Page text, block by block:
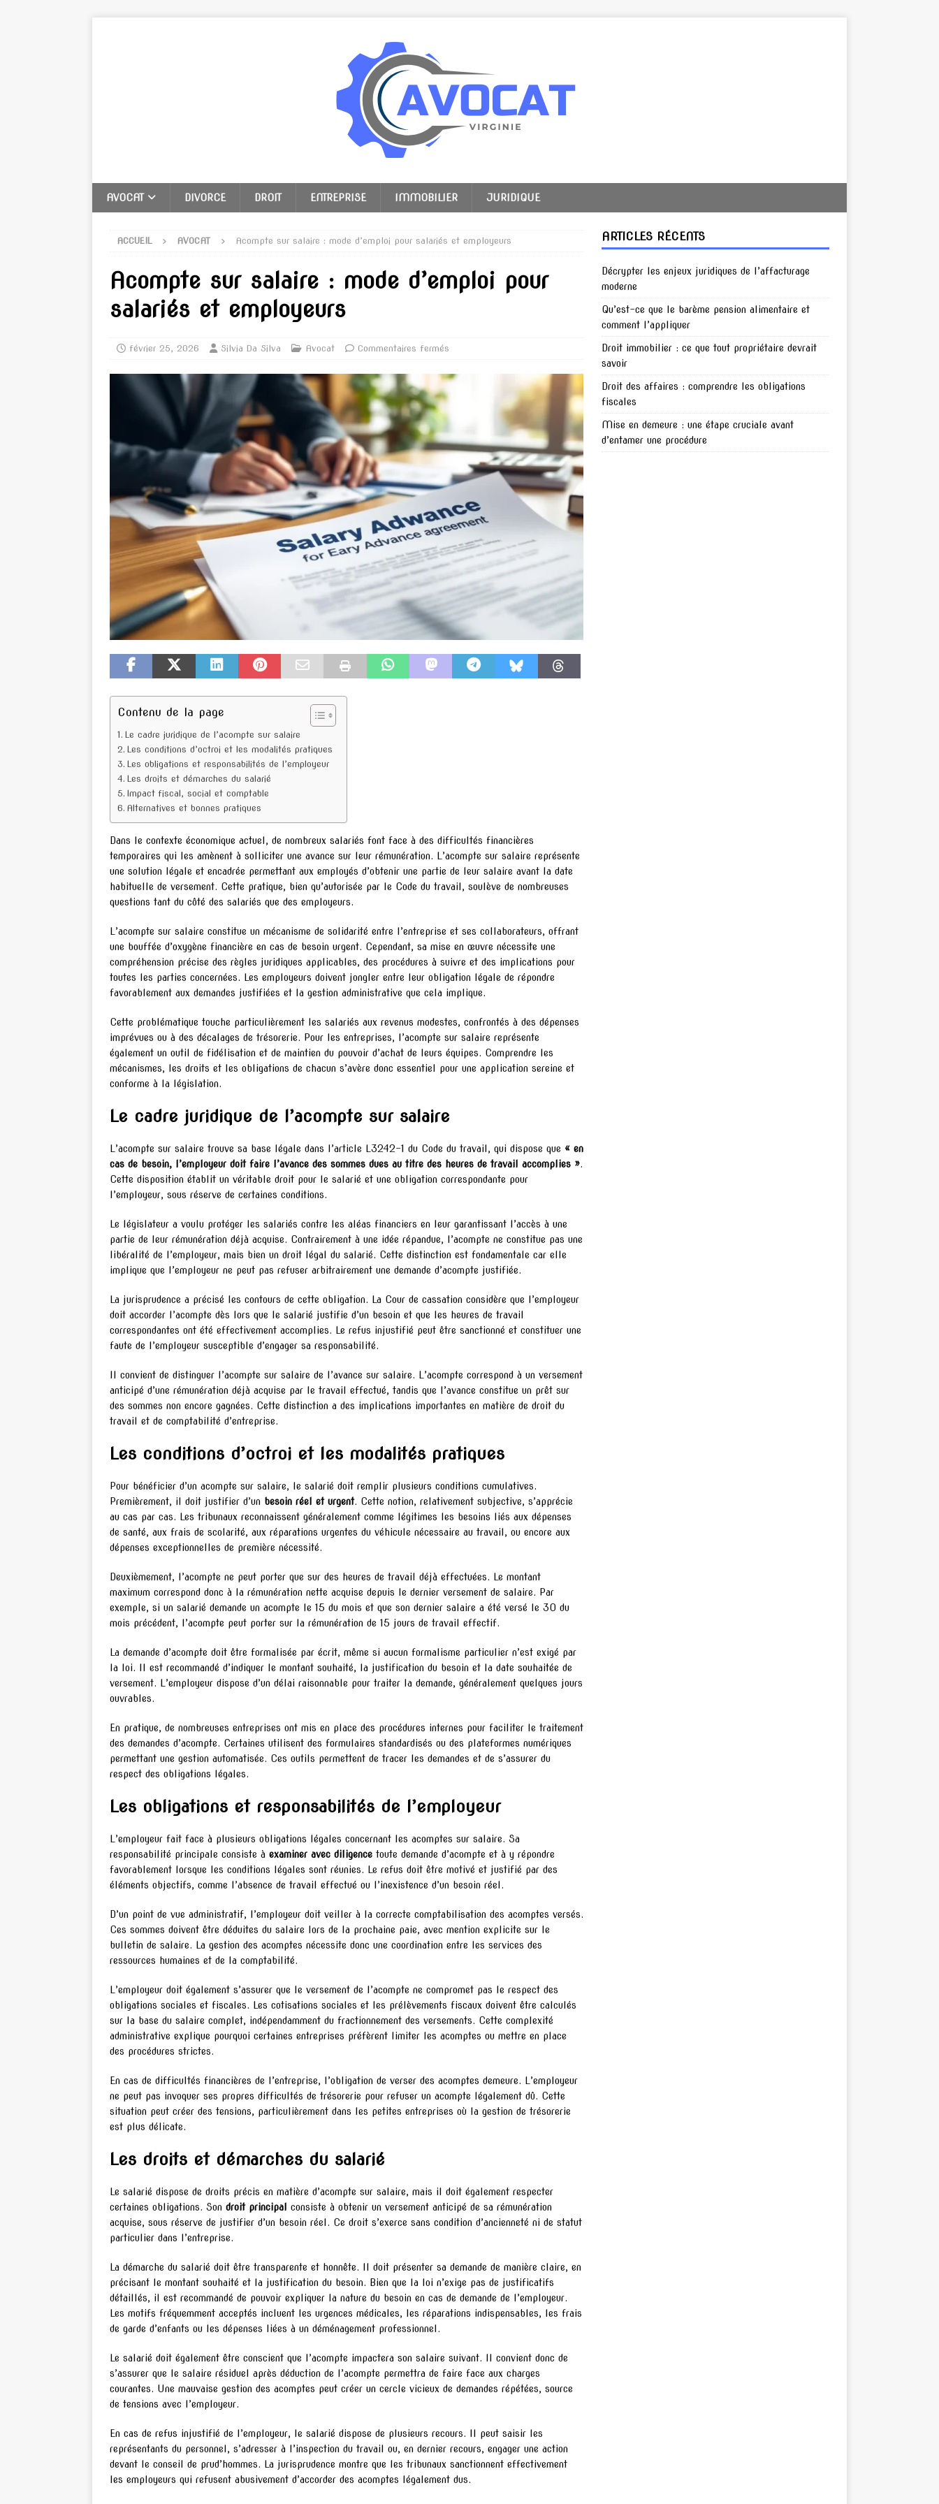
AVOCAT DIVORCE DROIT ENTREPRISE IMMOBILIER JURIDIQUE
ACCUEIL AVOCAT Acompte sur salaire : mode d’emploi pour salariés et employeurs
Acompte sur salaire : mode d’emploi pour
salariés et employeurs
février 25, 2026 Silvia Da Silva Avocat Commentaires fermés
Contenu de la page
Le cadre juridique de l’acompte sur salaire
Les conditions d’octroi et les modalités pratiques
Les obligations et responsabilités de l’employeur
Les droits et démarches du salarié
Impact fiscal, social et comptable
Alternatives et bonnes pratiques
Dans le contexte économique actuel, de nombreux salariés font face à des difficultés financières
temporaires qui les amènent à solliciter une avance sur leur rémunération. L’acompte sur salaire représente
une solution légale et encadrée permettant aux employés d’obtenir une partie de leur salaire avant la date
habituelle de versement. Cette pratique, bien qu’autorisée par le Code du travail, soulève de nombreuses
questions tant du côté des salariés que des employeurs.
L’acompte sur salaire constitue un mécanisme de solidarité entre l’entreprise et ses collaborateurs, offrant
une bouffée d’oxygène financière en cas de besoin urgent. Cependant, sa mise en œuvre nécessite une
compréhension précise des règles juridiques applicables, des procédures à suivre et des implications pour
toutes les parties concernées. Les employeurs doivent jongler entre leur obligation légale de répondre
favorablement aux demandes justifiées et la gestion administrative que cela implique.
Cette problématique touche particulièrement les salariés aux revenus modestes, confrontés à des dépenses
imprévues ou à des décalages de trésorerie. Pour les entreprises, l’acompte sur salaire représente
également un outil de fidélisation et de maintien du pouvoir d’achat de leurs équipes. Comprendre les
mécanismes, les droits et les obligations de chacun s’avère donc essentiel pour une application sereine et
conforme à la législation.
Le cadre juridique de l’acompte sur salaire
L’acompte sur salaire trouve sa base légale dans l’article L3242-1 du Code du travail, qui dispose que « en
cas de besoin, l’employeur doit faire l’avance des sommes dues au titre des heures de travail accomplies ».
Cette disposition établit un véritable droit pour le salarié et une obligation correspondante pour
l’employeur, sous réserve de certaines conditions.
Le législateur a voulu protéger les salariés contre les aléas financiers en leur garantissant l’accès à une
partie de leur rémunération déjà acquise. Contrairement à une idée répandue, l’acompte ne constitue pas une
libéralité de l’employeur, mais bien un droit légal du salarié. Cette distinction est fondamentale car elle
implique que l’employeur ne peut pas refuser arbitrairement une demande d’acompte justifiée.
La jurisprudence a précisé les contours de cette obligation. La Cour de cassation considère que l’employeur
doit accorder l’acompte dès lors que le salarié justifie d’un besoin et que les heures de travail
correspondantes ont été effectivement accomplies. Le refus injustifié peut être sanctionné et constituer une
faute de l’employeur susceptible d’engager sa responsabilité.
Il convient de distinguer l’acompte sur salaire de l’avance sur salaire. L’acompte correspond à un versement
anticipé d’une rémunération déjà acquise par le travail effectué, tandis que l’avance constitue un prêt sur
des sommes non encore gagnées. Cette distinction a des implications importantes en matière de droit du
travail et de comptabilité d’entreprise.
Les conditions d’octroi et les modalités pratiques
Pour bénéficier d’un acompte sur salaire, le salarié doit remplir plusieurs conditions cumulatives.
Premièrement, il doit justifier d’un besoin réel et urgent. Cette notion, relativement subjective, s’apprécie
au cas par cas. Les tribunaux reconnaissent généralement comme légitimes les besoins liés aux dépenses
de santé, aux frais de scolarité, aux réparations urgentes du véhicule nécessaire au travail, ou encore aux
dépenses exceptionnelles de première nécessité.
Deuxièmement, l’acompte ne peut porter que sur des heures de travail déjà effectuées. Le montant
maximum correspond donc à la rémunération nette acquise depuis le dernier versement de salaire. Par
exemple, si un salarié demande un acompte le 15 du mois et que son dernier salaire a été versé le 30 du
mois précédent, l’acompte peut porter sur la rémunération de 15 jours de travail effectif.
La demande d’acompte doit être formalisée par écrit, même si aucun formalisme particulier n’est exigé par
la loi. Il est recommandé d’indiquer le montant souhaité, la justification du besoin et la date souhaitée de
versement. L’employeur dispose d’un délai raisonnable pour traiter la demande, généralement quelques jours
ouvrables.
En pratique, de nombreuses entreprises ont mis en place des procédures internes pour faciliter le traitement
des demandes d’acompte. Certaines utilisent des formulaires standardisés ou des plateformes numériques
permettant une gestion automatisée. Ces outils permettent de tracer les demandes et de s’assurer du
respect des obligations légales.
Les obligations et responsabilités de l’employeur
L’employeur fait face à plusieurs obligations légales concernant les acomptes sur salaire. Sa
responsabilité principale consiste à examiner avec diligence toute demande d’acompte et à y répondre
favorablement lorsque les conditions légales sont réunies. Le refus doit être motivé et justifié par des
éléments objectifs, comme l’absence de travail effectué ou l’inexistence d’un besoin réel.
D’un point de vue administratif, l’employeur doit veiller à la correcte comptabilisation des acomptes versés.
Ces sommes doivent être déduites du salaire lors de la prochaine paie, avec mention explicite sur le
bulletin de salaire. La gestion des acomptes nécessite donc une coordination entre les services des
ressources humaines et de la comptabilité.
L’employeur doit également s’assurer que le versement de l’acompte ne compromet pas le respect des
obligations sociales et fiscales. Les cotisations sociales et les prélèvements fiscaux doivent être calculés
sur la base du salaire complet, indépendamment du fractionnement des versements. Cette complexité
administrative explique pourquoi certaines entreprises préfèrent limiter les acomptes ou mettre en place
des procédures strictes.
En cas de difficultés financières de l’entreprise, l’obligation de verser des acomptes demeure. L’employeur
ne peut pas invoquer ses propres difficultés de trésorerie pour refuser un acompte légalement dû. Cette
situation peut créer des tensions, particulièrement dans les petites entreprises où la gestion de trésorerie
est plus délicate.
Les droits et démarches du salarié
Le salarié dispose de droits précis en matière d’acompte sur salaire, mais il doit également respecter
certaines obligations. Son droit principal
consiste à obtenir un versement anticipé de sa rémunération
acquise, sous réserve de justifier d’un besoin réel. Ce droit s’exerce sans condition d’ancienneté ni de statut
particulier dans l’entreprise.
La démarche du salarié doit être transparente et honnête. Il doit présenter sa demande de manière claire, en
précisant le montant souhaité et la justification du besoin. Bien que la loi n’exige pas de justificatifs
détaillés, il est recommandé de pouvoir expliquer la nature du besoin en cas de demande de l’employeur.
Les motifs fréquemment acceptés incluent les urgences médicales, les réparations indispensables, les frais
de garde d’enfants ou les dépenses liées à un déménagement professionnel.
Le salarié doit également être conscient que l’acompte impactera son salaire suivant. Il convient donc de
s’assurer que le salaire résiduel après déduction de l’acompte permettra de faire face aux charges
courantes. Une mauvaise gestion des acomptes peut créer un cercle vicieux de demandes répétées, source
de tensions avec l’employeur.
En cas de refus injustifié de l’employeur, le salarié dispose de plusieurs recours. Il peut saisir les
représentants du personnel, s’adresser à l’inspection du travail ou, en dernier recours, engager une action
devant le conseil de prud’hommes. La jurisprudence montre que les tribunaux sanctionnent effectivement
les employeurs qui refusent abusivement d’accorder des acomptes légalement dus.
ARTICLES RÉCENTS
Décrypter les enjeux juridiques de l’affacturage
moderne
Qu’est-ce que le barème pension alimentaire et
comment l’appliquer
Droit immobilier : ce que tout propriétaire devrait
savoir
Droit des affaires : comprendre les obligations
fiscales
Mise en demeure : une étape cruciale avant
d’entamer une procédure